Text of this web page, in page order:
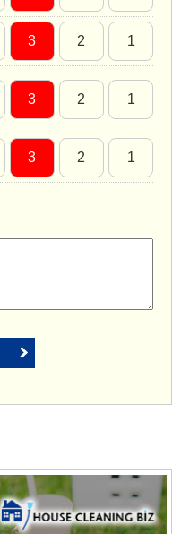
3 2 1
3 2 1
3 2 1